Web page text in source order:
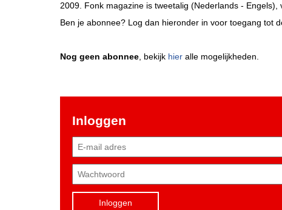
2009. Fonk magazine is tweetalig (Nederlands -
Ben je abonnee? Log dan hieronder in voor toegang tot
Nog geen abonnee , bekijk hier alle mogelijkheden.
Inloggen
Inloggen